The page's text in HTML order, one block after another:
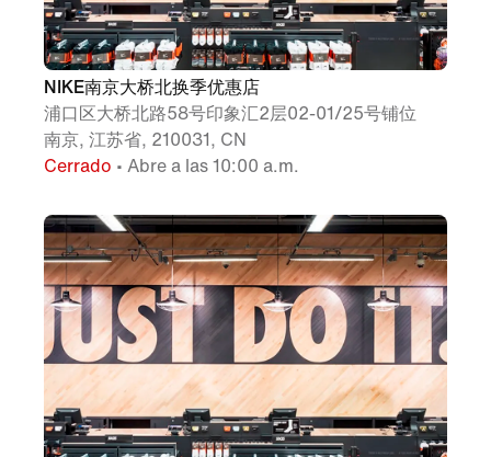
NIKE南京大桥北换季优惠店
浦口区大桥北路58号印象汇2层02-01/25号铺位
南京, 江苏省, 210031, CN
Cerrado • Abre a las 10:00 a.m.